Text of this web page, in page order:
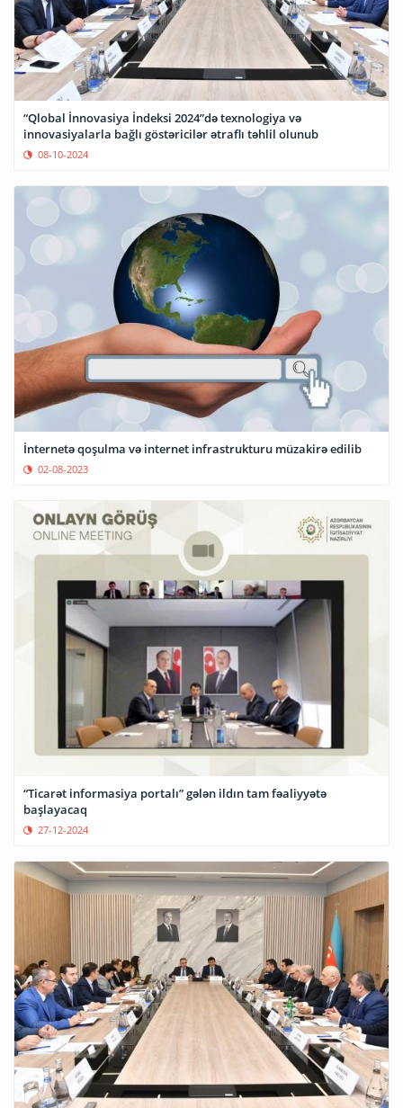
“Qlobal İnnovasiya İndeksi 2024”də texnologiya və
innovasiyalarla bağlı göstəricilər ətraflı təhlil olunub
08-10-2024
İnternetə qoşulma və internet infrastrukturu müzakirə edilib
02-08-2023
“Ticarət informasiya portalı” gələn ildın tam fəaliyyətə
başlayacaq
27-12-2024